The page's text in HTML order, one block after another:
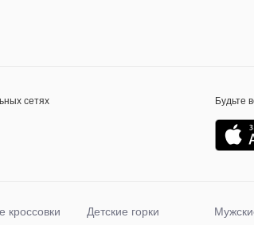
сетях Будьте
кроссовки Детские горки